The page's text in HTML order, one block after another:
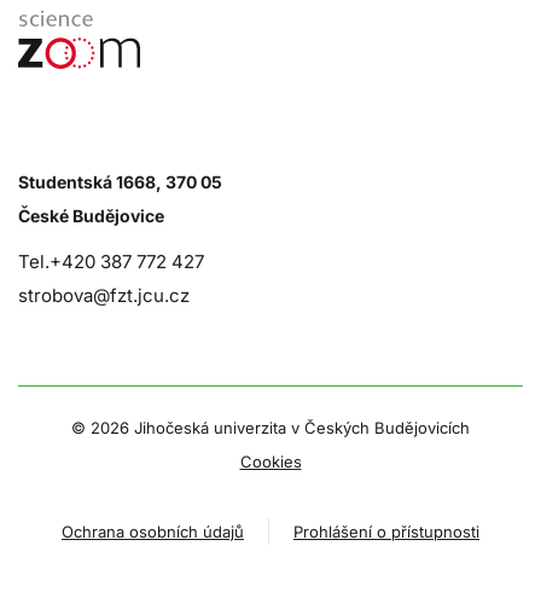
Studentská 1668, 370 05
České Budějovice
Tel.+420 387 772 427
strobova@fzt.jcu.cz
© 2026 Jihočeská univerzita v Českých Budějovicích
Cookies
Ochrana osobních údajů Prohlášení o přístupnosti